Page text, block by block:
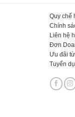
Quy chế
Chính
Liên hệ
Đơn
Ưu đãi
Tuyển